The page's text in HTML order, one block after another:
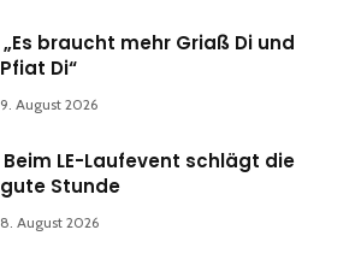
„Es braucht mehr Griaß Di und
Pfiat Di“
9. August 2026
Beim LE-Laufevent schlägt die
gute Stunde
8. August 2026